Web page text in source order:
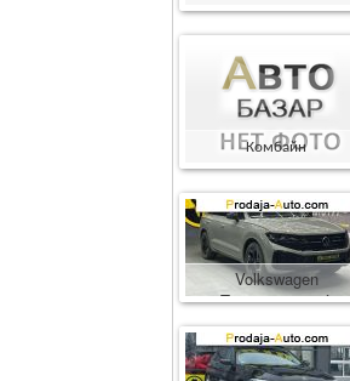
Комбайн
Комбайн400000 грн.
Volkswagen
Touareg86600 $